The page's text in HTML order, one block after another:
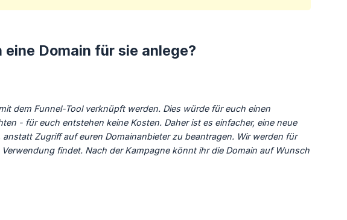
Domain für sie anlege?
dem Funnel-Tool verknüpft werden. Dies würde für euch einen
- für euch entstehen keine Kosten. Daher ist es einfacher, eine neue
Zugriff auf euren Domainanbieter zu beantragen. Wir werden für
findet. Nach der Kampagne könnt ihr die Domain auf Wunsch